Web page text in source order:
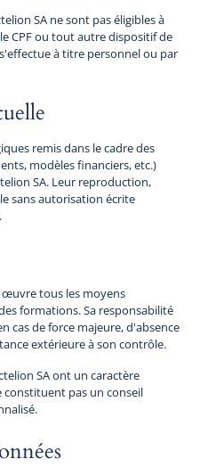
SA ne sont pas éligibles à
CPF ou tout autre dispositif de
à titre personnel ou par
remis dans le cadre des
modèles financiers, etc.)
SA. Leur reproduction,
sans autorisation écrite
œuvre tous les moyens
formations. Sa responsabilité
cas de force majeure, d'absence
extérieure à son contrôle.
SA ont un caractère
constituent pas un conseil